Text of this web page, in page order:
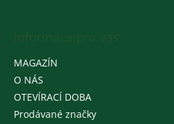
MAGAZÍN
O NÁS
OTEVÍRACÍ DOBA
Prodávané značky